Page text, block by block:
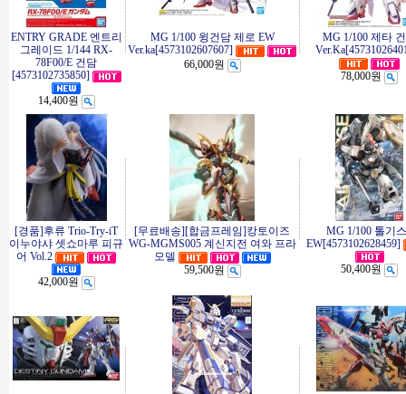
ENTRY GRADE 엔트리
그레이드 1/144 RX-
78F00/E 건담
[4573102735850]
14,400원
MG 1/100 윙건담 제로 EW
Ver.ka[4573102607607]
66,000원
MG 1/100 제타
78,000원
[경품]후류 Trio-Try-iT
이누야샤 셋쇼마루 피규
어 Vol.2
42,000원
[무료배송][합금프레임]캉토이즈
WG-MGMS005 계신지전 여와 프라
모델
59,500원
MG 1/100 톨기
EW[4573102628459]
50,400원